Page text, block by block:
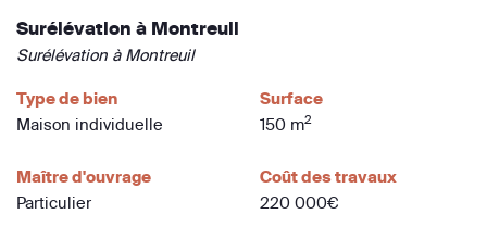
Surélévation à Montreuil
Surélévation à Montreuil
Type de bien
Maison individuelle
Surface
150 m2
Maître d'ouvrage
Particulier
Coût des travaux
220 000€